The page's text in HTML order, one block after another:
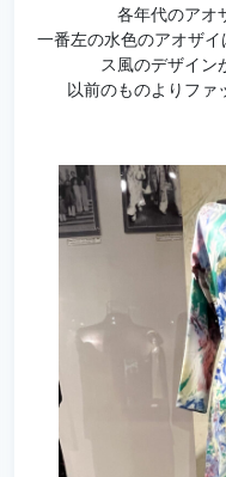
各年代のアオ
一番左の水色のアオザ
ス風のデザイン
以前のものよりファ